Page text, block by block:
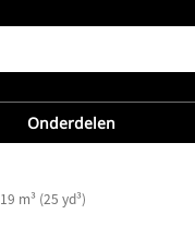
Onderdelen
19 m³ (25 yd³)